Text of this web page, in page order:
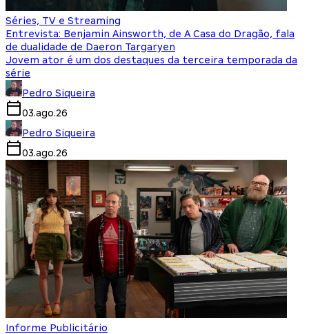
Séries, TV e Streaming
Entrevista: Benjamin Ainsworth, de A Casa do Dragão, fala
de dualidade de Daeron Targaryen
Jovem ator é um dos destaques da terceira temporada da
série
Pedro Siqueira
03.ago.26
Pedro Siqueira
03.ago.26
Informe Publicitário